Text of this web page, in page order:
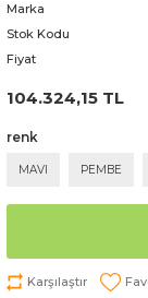
Marka
Stok Kodu
Fiyat
104.324,15 TL
renk
MAVI PEMBE
Karşılaştır